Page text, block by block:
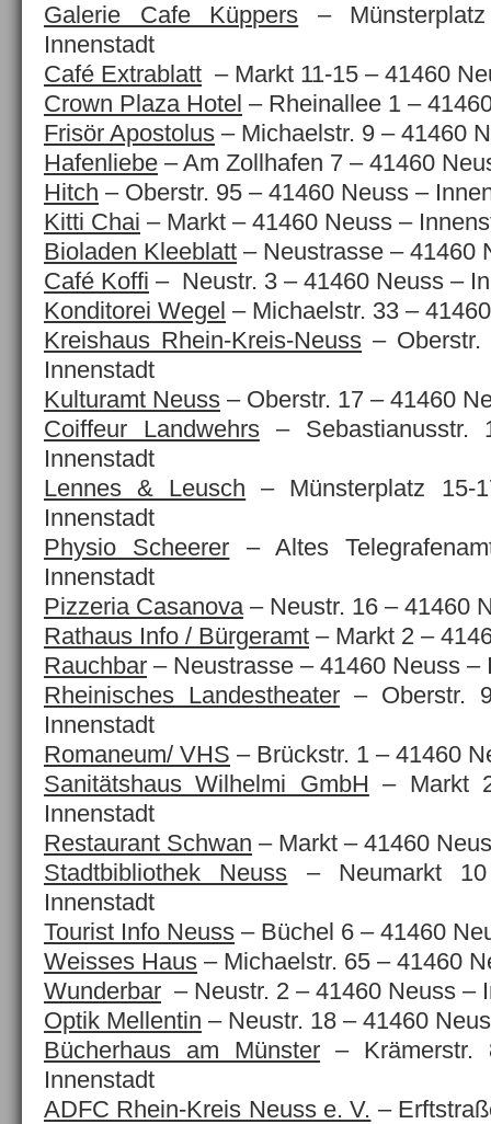
Galerie Cafe Küppers –
Innenstadt
Café Extrablatt – Markt 11-15 – 41460
Crown Plaza Hotel – Rheinallee 1 –
Frisör Apostolus – Michaelstr. 9 – 41460
Hafenliebe – Am Zollhafen 7 – 41460
Hitch – Oberstr. 95 – 41460 Neuss –
Kitti Chai – Markt – 41460 Neuss –
Bioladen Kleeblatt – Neustrasse – 41460
Café Koffi – Neustr. 3 – 41460 Neuss –
Konditorei Wegel – Michaelstr. 33 –
Kreishaus Rhein-Kreis-Neuss –
Innenstadt
Kulturamt Neuss – Oberstr. 17 – 41460
Coiffeur Landwehrs– Sebastianusstr.
Innenstadt
Lennes & Leusch – Münsterplatz
Innenstadt
Physio Scheerer – Altes
Innenstadt
Pizzeria Casanova– Neustr. 16 – 41460
Rathaus Info / Bürgeramt – Markt 2 –
Rauchbar – Neustrasse – 41460 Neuss –
Rheinisches Landestheater – Oberstr.
Innenstadt
Romaneum/ VHS – Brückstr. 1 – 41460
Sanitätshaus Wilhelmi GmbH – Markt
Innenstadt
Restaurant Schwan – Markt – 41460
Stadtbibliothek Neuss – Neumarkt
Innenstadt
Tourist Info Neuss – Büchel 6 – 41460
Weisses Haus – Michaelstr. 65 – 41460
Wunderbar – Neustr. 2 – 41460 Neuss –
Optik Mellentin – Neustr. 18 – 41460
Bücherhaus am Münster –
Innenstadt
ADFC Rhein-Kreis Neuss e. V. –